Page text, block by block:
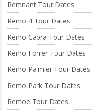
Remnant Tour Dates
Remo 4 Tour Dates
Remo Capra Tour Dates
Remo Forrer Tour Dates
Remo Palmier Tour Dates
Remo Park Tour Dates
Remoe Tour Dates